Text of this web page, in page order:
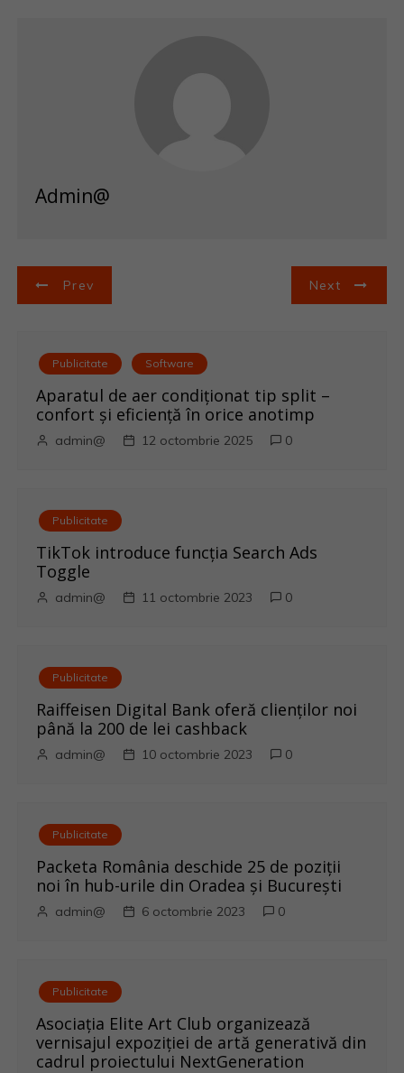
Admin@
N
Prev Next
Publicitate Software
Aparatul de aer condiționat tip split –
confort și eficiență în orice anotimp
admin@ 12 octombrie 2025 0
Publicitate
TikTok introduce funcția Search Ads
Toggle
admin@ 11 octombrie 2023 0
Publicitate
Raiffeisen Digital Bank oferă clienților noi
până la 200 de lei cashback
admin@ 10 octombrie 2023 0
Publicitate
Packeta România deschide 25 de poziții
noi în hub-urile din Oradea și București
admin@ 6 octombrie 2023 0
Publicitate
Asociația Elite Art Club organizează
vernisajul expoziției de artă generativă din
cadrul proiectului NextGeneration